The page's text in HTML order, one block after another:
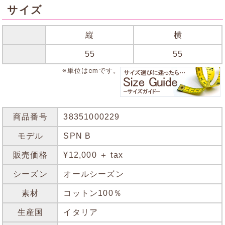
サイズ
縦 横
55 55
※単位はcmです。
商品番号 38351000229
モデル SPN B
販売価格 ¥12,000 ＋ tax
シーズン オールシーズン
素材 コットン100％
生産国 イタリア